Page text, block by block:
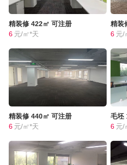
精装修 422㎡ 可注册
6 元/㎡*天
精装
6 元/
精装修 440㎡ 可注册
6 元/㎡*天
毛坯
6 元/